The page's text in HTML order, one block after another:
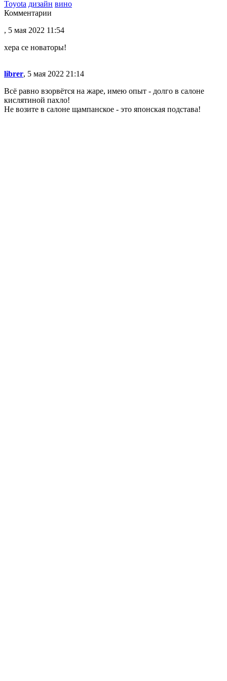
Toyota дизайн вино
Комментарии
, 5 мая 2022 11:54
хера се новаторы!
librer, 5 мая 2022 21:14
Всё равно взорвётся на жаре, имею опыт - долго в салоне
кислятиной пахло!
Не возите в салоне щампанское - это японская подстава!